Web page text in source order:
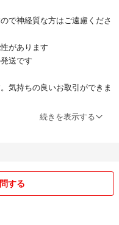
で神経質な方はご遠慮くださ
があります
送です
気持ちの良いお取引ができま
きます。
を優先いたしますのでご了承
続きを表示する
する